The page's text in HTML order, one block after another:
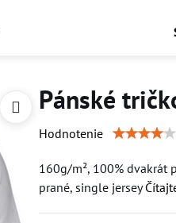
Pánské
Hodnotenie
160g/m², 100% dvakrát
prané, single jersey